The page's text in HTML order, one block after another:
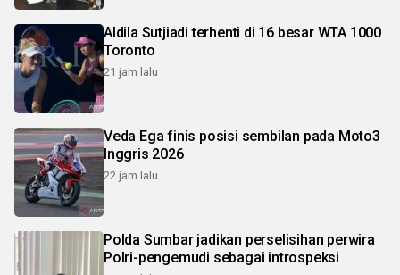
Aldila Sutjiadi terhenti di 16 besar WTA 1000
Toronto
21 jam lalu
Veda Ega finis posisi sembilan pada Moto3
Inggris 2026
22 jam lalu
Polda Sumbar jadikan perselisihan perwira
Polri-pengemudi sebagai introspeksi